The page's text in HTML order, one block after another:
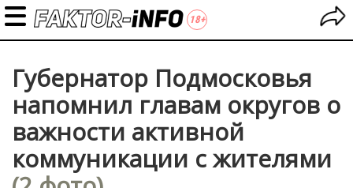
Губернатор Подмосковья
напомнил главам округов о
важности активной
коммуникации с жителями